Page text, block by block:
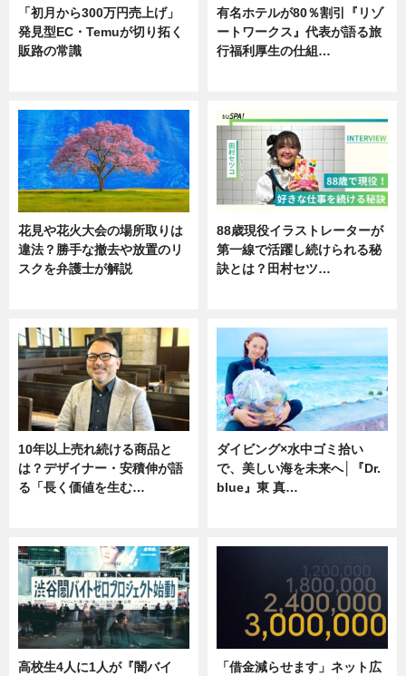
「初月から300万円売上げ」
発見型EC・Temuが切り拓く
販路の常識
有名ホテルが80％割引『リゾ
ートワークス』代表が語る旅
行福利厚生の仕組…
花見や花火大会の場所取りは
違法？勝手な撤去や放置のリ
スクを弁護士が解説
88歳現役イラストレーターが
第一線で活躍し続けられる秘
訣とは？田村セツ…
10年以上売れ続ける商品と
は？デザイナー・安積伸が語
る「長く価値を生む…
ダイビング×水中ゴミ拾い
で、美しい海を未来へ│『Dr.
blue』東 真…
高校生4人に1人が『闇バイ
「借金減らせます」ネット広